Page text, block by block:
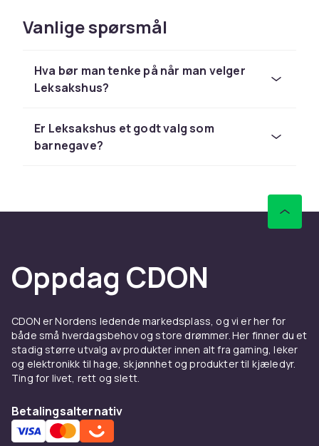
Velg leketøyssett basert på barnets alder og
rask levering og enkel retur.
Utforsk hele lekesortimentet hos CDON.
Barbie og Schleich til konkurransedyktige
priser med rask levering og enkel retur.
Sammenlign produkter og les
kundeanmeldelser for å finne beste leketøy. Vi
har et stort sortiment til alle budsjetter.
Hos CDON finner du leketøyssett fra LEGO,
Barbie og Schleich til konkurransedyktige
priser med rask levering og enkel retur.
kundeanmeldelser for å finne beste leketøy. Vi
har et stort sortiment til alle budsjetter.
Vanlige spørsmål
Hva bør man tenke på når man velger
Leksakshus?
Er Leksakshus et godt valg som
barnegave?
Oppdag CDON
CDON er Nordens ledende markedsplass, og vi er her for
både små hverdagsbehov og store drømmer. Her finner du et
stadig større utvalg av produkter innen alt fra gaming, leker
og elektronikk til hage, skjønnhet og produkter til kjæledyr.
Ting for livet, rett og slett.
Betalingsalternativ